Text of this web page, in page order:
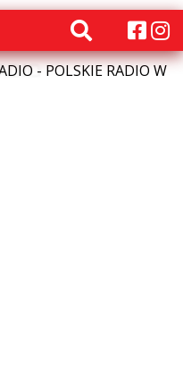
- POLSKIE RADIO W